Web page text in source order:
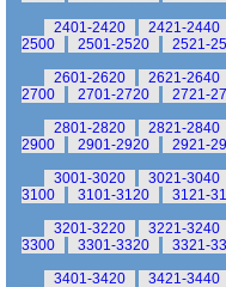
2401-2420
2421-2440
2500
2501-2520 2521-
2601-2620
2621-2640
2700
2701-2720 2721-
2801-2820
2821-2840
2900
2901-2920 2921-
3001-3020
3021-3040
3100
3101-3120 3121-
3201-3220
3221-3240
3300
3301-3320 3321-
3401-3420
3421-3440